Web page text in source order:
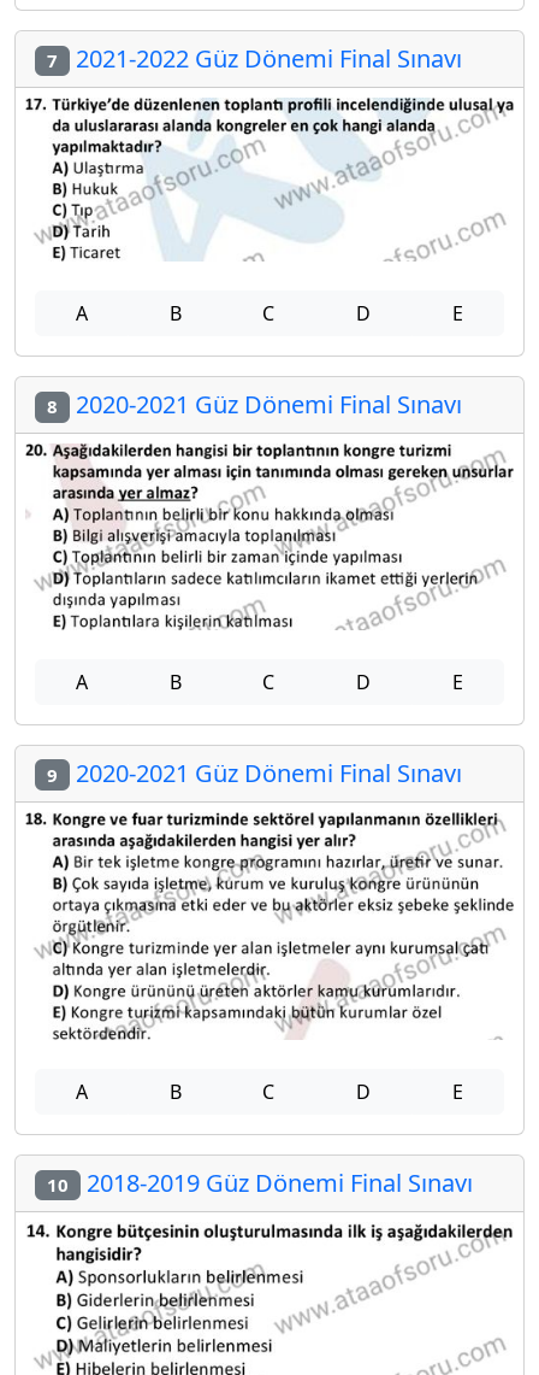
7 2021-2022 Güz Dönemi Final Sınavı
A B C D E
8 2020-2021 Güz Dönemi Final Sınavı
A B C D E
9 2020-2021 Güz Dönemi Final Sınavı
A B C D E
10 2018-2019 Güz Dönemi Final Sınavı